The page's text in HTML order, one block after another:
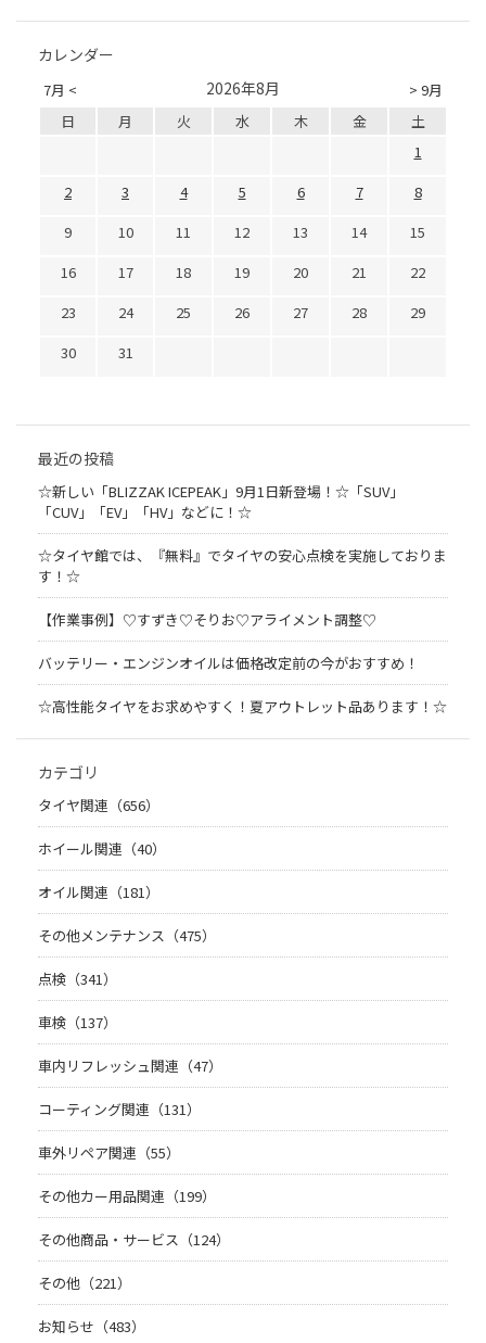
カレンダー
7月 < > 9月
2026年8月
日 月 火 水 木 金
土
1
2
3 4 5 6 7
8
9
10 11 12 13 14
15
16
17 18 19 20 21
22
23
24 25 26 27 28
29
30
31
最近の投稿
☆新しい「BLIZZAK ICEPEAK」9月1日新登場！☆「SUV」
「CUV」「EV」「HV」などに！☆
☆タイヤ館では、『無料』でタイヤの安心点検を実施しておりま
す！☆
【作業事例】♡すずき♡そりお♡アライメント調整♡
バッテリー・エンジンオイルは価格改定前の今がおすすめ！
☆高性能タイヤをお求めやすく！夏アウトレット品あります！☆
カテゴリ
タイヤ関連（656）
ホイール関連（40）
オイル関連（181）
その他メンテナンス（475）
点検（341）
車検（137）
車内リフレッシュ関連（47）
コーティング関連（131）
車外リペア関連（55）
その他カー用品関連（199）
その他商品・サービス（124）
その他（221）
お知らせ（483）